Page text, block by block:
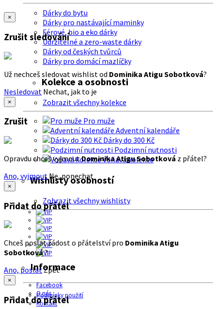
Dárky do bytu
Dárky pro nastávající maminky
Férové, bio a eko dárky
Udržitelné a zero-waste dárky
Dárky od českých tvůrců
Dárky pro domácí mazlíčky
Kolekce a osobnosti
Zobrazit všechny kolekce
Pro muže
Adventní kalendáře
Dárky do 300 Kč
Podzimní nutnosti
Voňavá kolekce
Wishlisty osobností
Zobrazit všechny wishlisty
Informace
Facebook
O nás
Podmínky použití
Kontakt
×
Zrušit sledování
Už nechceš sledovat wishlist od Dominika Atigu Sobotková?
Nesledovat Nechat, jak to je
×
Zrušit
Opravdu chceš vyjmoutDominika Atigu Sobotková z přátel?
Ano, vyjmout Ne, ponechat
×
Přidat do přátel
Chceš poslat žádost o přátelství pro Dominika Atigu
Sobotková?
Ano, poslatZpět
×
Přidat do přátel